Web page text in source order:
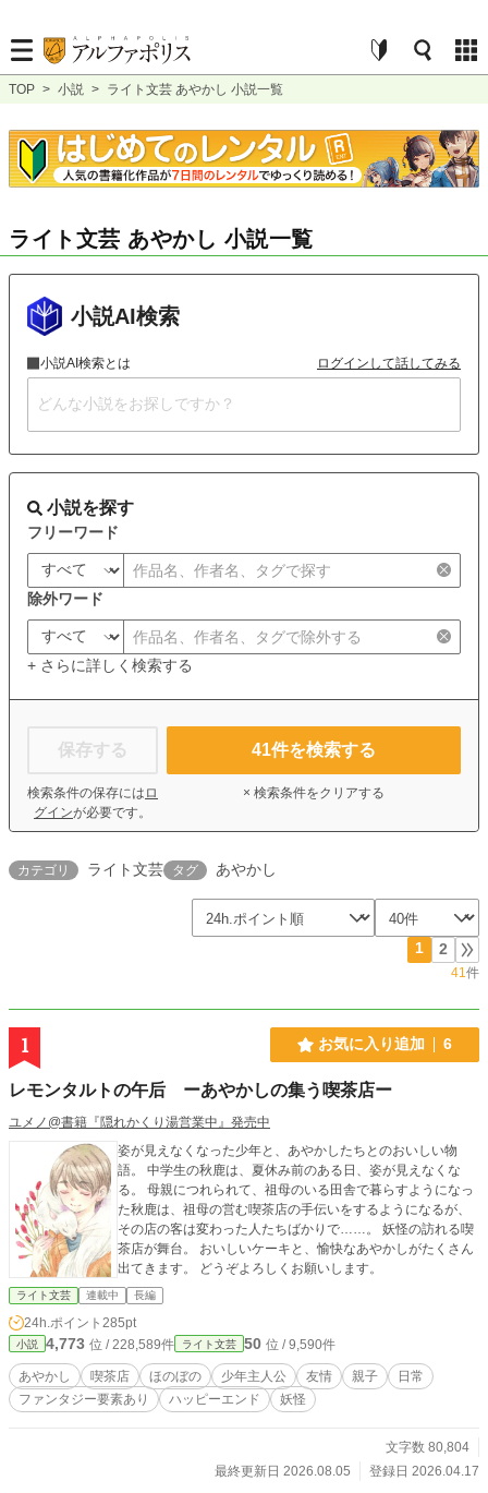
TOP > 小説 > ライト文芸 あやかし 小説一覧
ライト文芸 あやかし 小説一覧
小説AI検索
小説AI検索とは ログインして話してみる
小説を探す
フリーワード
除外ワード
+ さらに詳しく検索する
保存する
検索条件の保存には ロ
グインが必要です。
41件を検索する
× 検索条件をクリアする
カテゴリ ライト文芸 タグ あやかし
1 2
41件
1 お気に入り追加 6
レモンタルトの午后 ーあやかしの集う喫茶店ー
ユメノ@書籍『隠れかくり湯営業中』発売中
姿が見えなくなった少年と、あやかしたちとのおいしい物
語。 中学生の秋鹿は、夏休み前のある日、姿が見えなくな
る。 母親につれられて、祖母のいる田舎で暮らすようになっ
た秋鹿は、祖母の営む喫茶店の手伝いをするようになるが、
その店の客は変わった人たちばかりで……。 妖怪の訪れる喫
茶店が舞台。 おいしいケーキと、愉快なあやかしがたくさん
出てきます。 どうぞよろしくお願いします。
ライト文芸 連載中 長編
24h.ポイント 285pt
小説 4,773 位 / 228,589件 ライト文芸 50 位 / 9,590件
あやかし 喫茶店 ほのぼの 少年主人公 友情 親子
日常
ファンタジー要素あり
ハッピーエンド 妖怪
文字数 80,804
最終更新日 2026.08.05
登録日 2026.04.17